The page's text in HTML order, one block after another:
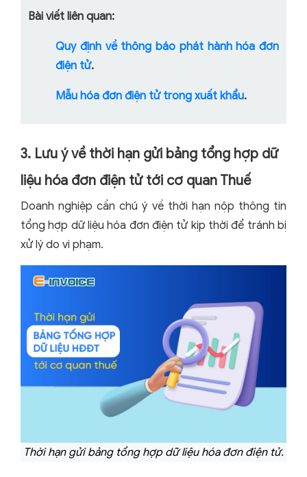
Bài viết liên quan:
Quy định về thông báo phát hành hóa đơn
điện tử.
Mẫu hóa đơn điện tử trong xuất khẩu.
3. Lưu ý về thời hạn gửi bảng tổng hợp dữ
liệu hóa đơn điện tử tới cơ quan Thuế
Doanh nghiệp cần chú ý về thời hạn nộp thông tin
tổng hợp dữ liệu hóa đơn điện tử kịp thời để tránh bị
xử lý do vi phạm.
Thời hạn gửi bảng tổng hợp dữ liệu hóa đơn điện tử.